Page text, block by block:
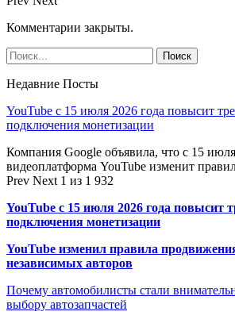
Комментарии закрыты.
Недавние Посты
YouTube с 15 июля 2026 года повысит
подключения монетизации
Компания Google объявила, что с 15
видеоплатформа YouTube изменит
Prev Next 1 из 1 932
YouTube с 15 июля 2026 года повысит
подключения монетизации
YouTube изменил правила
независимых авторов
Почему автомобилисты стали
выбору автозапчастей